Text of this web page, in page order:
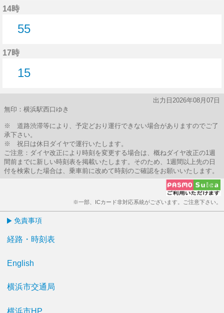
14時
55
17時
15
出力日2026年08月07日
無印：横浜駅西口ゆき
※ 道路渋滞等により、予定どおり運行できない場合がありますのでご了
承下さい。
※ 祝日は休日ダイヤで運行いたします。
ご注意：ダイヤ改正により時刻を変更する場合は、概ねダイヤ改正の1週
間前までに新しい時刻表を掲載いたします。そのため、1週間以上先の日
付を検索した場合は、乗車前に改めて時刻のご確認をお願いいたします。
※一部、ICカード非対応系統がございます。ご注意下さい。
免責事項
経路・時刻表
English
横浜市交通局
横浜市HP